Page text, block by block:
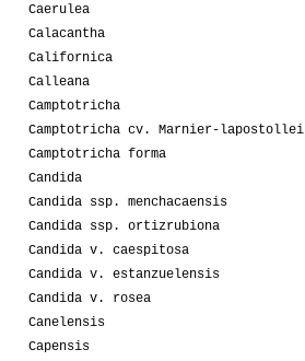
Caerulea
Calacantha
Californica
Calleana
Camptotricha
Camptotricha cv. Marnier-lapostollei
Camptotricha forma
Candida
Candida ssp. menchacaensis
Candida ssp. ortizrubiona
Candida v. caespitosa
Candida v. estanzuelensis
Candida v. rosea
Canelensis
Capensis